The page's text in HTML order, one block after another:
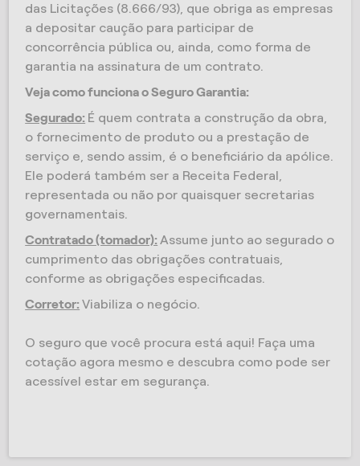
das Licitações (8.666/93), que obriga as empresas
a depositar caução para participar de
concorrência pública ou, ainda, como forma de
garantia na assinatura de um contrato.
Veja como funciona o Seguro Garantia:
Segurado: É quem contrata a construção da obra,
o fornecimento de produto ou a prestação de
serviço e, sendo assim, é o beneficiário da apólice.
Ele poderá também ser a Receita Federal,
representada ou não por quaisquer secretarias
governamentais.
Contratado (tomador): Assume junto ao segurado o
cumprimento das obrigações contratuais,
conforme as obrigações especificadas.
Corretor: Viabiliza o negócio.
O seguro que você procura está aqui! Faça uma
cotação agora mesmo e descubra como pode ser
acessível estar em segurança.